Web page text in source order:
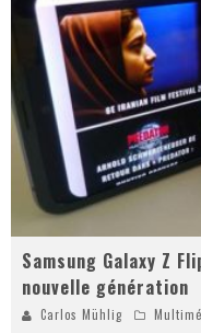
Samsung Galaxy Z
nouvelle génération
Carlos Mühlig